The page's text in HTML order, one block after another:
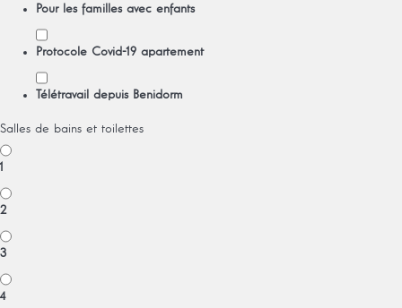
Pour les familles avec enfants
Protocole Covid-19 apartement
Télétravail depuis Benidorm
Salles de bains et toilettes
1
2
3
4